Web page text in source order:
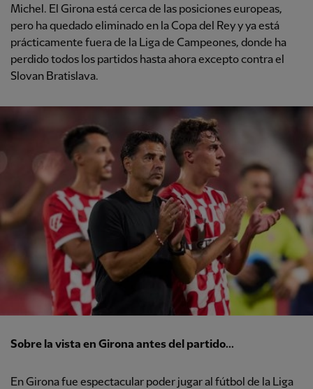
Michel. El Girona está cerca de las posiciones europeas,
pero ha quedado eliminado en la Copa del Rey y ya está
prácticamente fuera de la Liga de Campeones, donde ha
perdido todos los partidos hasta ahora excepto contra el
Slovan Bratislava.
Sobre la vista en Girona antes del partido...
En Girona fue espectacular poder jugar al fútbol de la Liga